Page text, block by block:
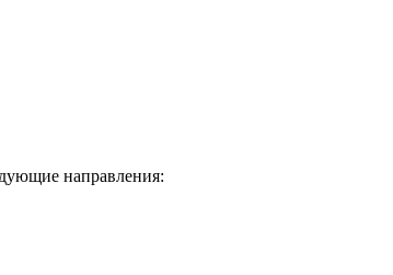
направления: